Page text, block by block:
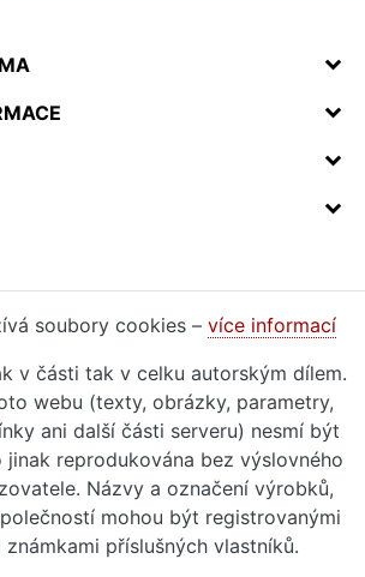
soubory cookies – více informací
v části tak v celku autorským dílem.
webu (texty, obrázky, parametry,
ani další části serveru) nesmí být
jinak reprodukována bez výslovného
Názvy a označení výrobků,
mohou být registrovanými
příslušných vlastníků.